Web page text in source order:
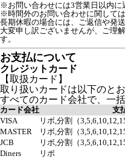
※お問い合わせには3営業日以内に
※時間外のお問い合わせに関して
長期休暇の場合には、ご返信や発
大変申し訳ございませんが、ご理
す。
お支払について
クレジットカード
【取扱カード】
取り扱いカードは以下のとお
すべてのカード会社で、一
カード会社
支
VISA
リボ,分割（
MASTER
リボ,分割（
JCB
リボ,分割（
Diners
リボ